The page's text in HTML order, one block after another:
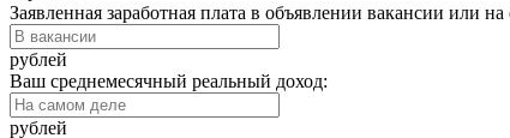
Заявленная заработная плата в объявлении вакансии или на
рублей
Ваш среднемесячный реальный доход:
рублей